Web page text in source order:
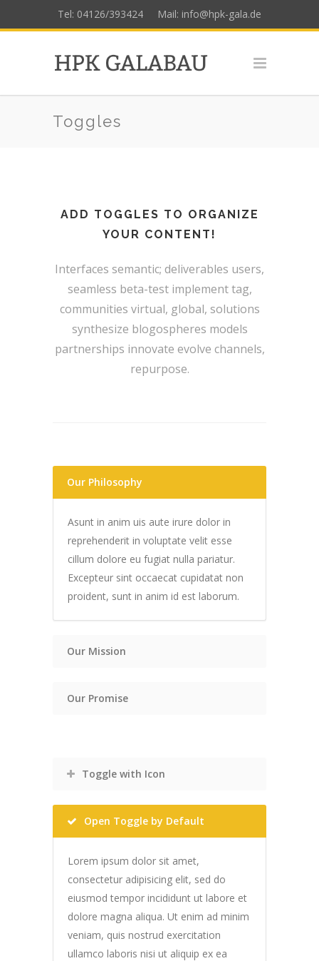
Tel: 04126/393424 Mail: info@hpk-gala.de
Toggles
ADD TOGGLES TO ORGANIZE
YOUR CONTENT!
Interfaces semantic; deliverables users,
seamless beta-test implement tag,
communities virtual, global, solutions
synthesize blogospheres models
partnerships innovate evolve channels,
repurpose.
Our Philosophy
Asunt in anim uis aute irure dolor in
reprehenderit in voluptate velit esse
cillum dolore eu fugiat nulla pariatur.
Excepteur sint occaecat cupidatat non
proident, sunt in anim id est laborum.
Our Mission
Our Promise
Toggle with Icon
Open Toggle by Default
Lorem ipsum dolor sit amet,
consectetur adipisicing elit, sed do
eiusmod tempor incididunt ut labore et
dolore magna aliqua. Ut enim ad minim
veniam, quis nostrud exercitation
ullamco laboris nisi ut aliquip ex ea